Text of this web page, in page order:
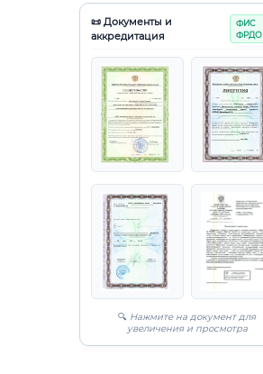
📜 Документы и
аккредитация
ФИС
ФРДО
🔍 Нажмите на документ для
увеличения и просмотра